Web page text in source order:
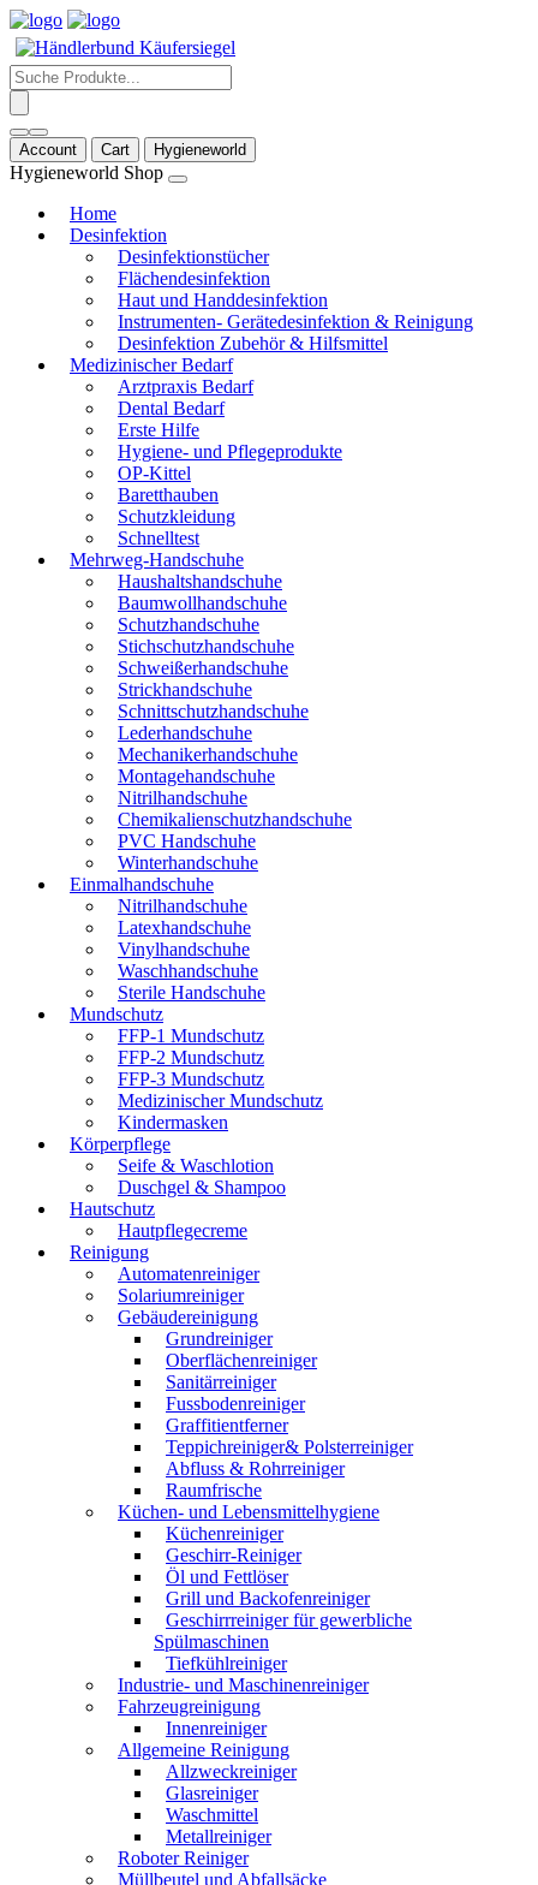
Products
search
Account Cart Hygieneworld
Hygieneworld Shop
Home
Desinfektion
Desinfektionstücher
Flächendesinfektion
Haut und Handdesinfektion
Instrumenten- Gerätedesinfektion & Reinigung
Desinfektion Zubehör & Hilfsmittel
Medizinischer Bedarf
Arztpraxis Bedarf
Dental Bedarf
Erste Hilfe
Hygiene- und Pflegeprodukte
OP-Kittel
Baretthauben
Schutzkleidung
Schnelltest
Mehrweg-Handschuhe
Haushaltshandschuhe
Baumwollhandschuhe
Schutzhandschuhe
Stichschutzhandschuhe
Schweißerhandschuhe
Strickhandschuhe
Schnittschutzhandschuhe
Lederhandschuhe
Mechanikerhandschuhe
Montagehandschuhe
Nitrilhandschuhe
Chemikalienschutzhandschuhe
PVC Handschuhe
Winterhandschuhe
Einmalhandschuhe
Nitrilhandschuhe
Latexhandschuhe
Vinylhandschuhe
Waschhandschuhe
Sterile Handschuhe
Mundschutz
FFP-1 Mundschutz
FFP-2 Mundschutz
FFP-3 Mundschutz
Medizinischer Mundschutz
Kindermasken
Körperpflege
Seife & Waschlotion
Duschgel & Shampoo
Hautschutz
Hautpflegecreme
Reinigung
Automatenreiniger
Solariumreiniger
Gebäudereinigung
Grundreiniger
Oberflächenreiniger
Sanitärreiniger
Fussbodenreiniger
Graffitientferner
Teppichreiniger& Polsterreiniger
Abfluss & Rohrreiniger
Raumfrische
Küchen- und Lebensmittelhygiene
Küchenreiniger
Geschirr-Reiniger
Öl und Fettlöser
Grill und Backofenreiniger
Geschirrreiniger für gewerbliche
Spülmaschinen
Tiefkühlreiniger
Industrie- und Maschinenreiniger
Fahrzeugreinigung
Innenreiniger
Allgemeine Reinigung
Allzweckreiniger
Glasreiniger
Waschmittel
Metallreiniger
Roboter Reiniger
Müllbeutel und Abfallsäcke